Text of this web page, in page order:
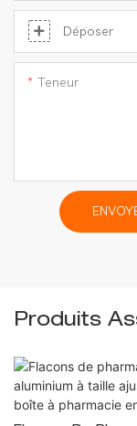
Déposer
Teneur
Produits